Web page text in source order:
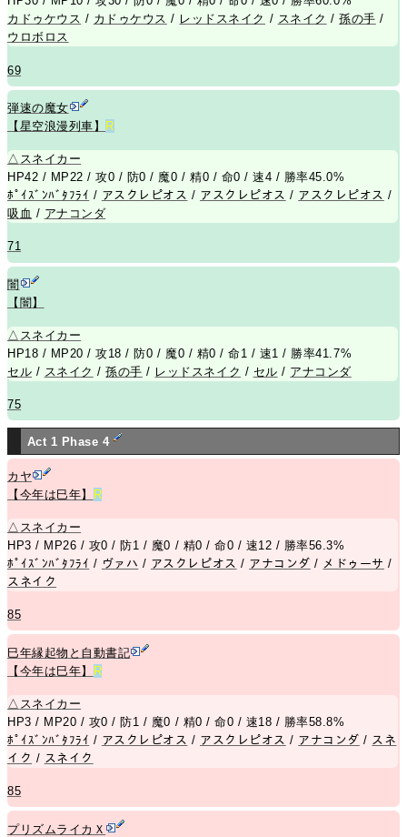
カドゥケウス / カドゥケウス / レッドスネイク / スネイク /孫の手 /
ウロボロス
69
弾速の魔女
【星空浪漫列車】
R
△ スネイカー
HP42 / MP22 / 攻0 / 防0 / 魔0 / 精0 / 命0 / 速4 / 勝率45.0%
ﾎﾟｲｽﾞﾝﾊﾞﾀﾌﾗｲ / アスクレピオス / アスクレピオス / アスクレピオス /
吸血 / アナコンダ
71
闇
【闇】
△ スネイカー
HP18 / MP20 / 攻18 / 防0 / 魔0 / 精0 / 命1 / 速1 / 勝率41.7%
セル / スネイク /孫の手 / レッドスネイク / セル / アナコンダ
75
Act 1 Phase 4
カヤ
【今年は巳年】
R
△ スネイカー
HP3 / MP26 / 攻0 / 防1 / 魔0 / 精0 / 命0 / 速12 / 勝率56.3%
ﾎﾟｲｽﾞﾝﾊﾞﾀﾌﾗｲ / ヴァハ / アスクレピオス / アナコンダ / メドゥーサ /
スネイク
85
巳年縁起物と自動書記
【今年は巳年】
R
△ スネイカー
HP3 / MP20 / 攻0 / 防1 / 魔0 / 精0 / 命0 / 速18 / 勝率58.8%
ﾎﾟｲｽﾞﾝﾊﾞﾀﾌﾗｲ / アスクレピオス / アスクレピオス / アナコンダ / スネ
イク / スネイク
85
プリズムライカＸ